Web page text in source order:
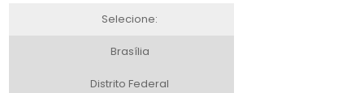
Selecione:
Brasília
Distrito Federal